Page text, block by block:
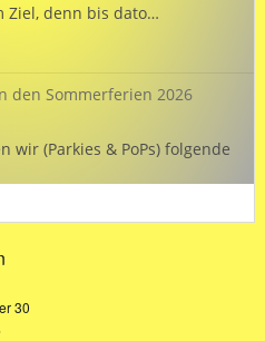
Ziel, denn bis dato…
den Sommerferien 2026
wir (Parkies & PoPs) folgende
30